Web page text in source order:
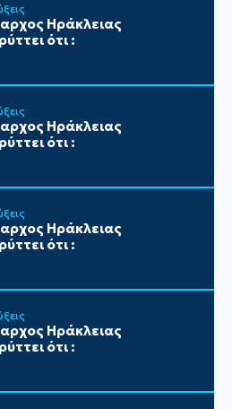
Ηράκλειας
ότι :
Ηράκλειας
ότι :
Ηράκλειας
ότι :
Ηράκλειας
ότι :